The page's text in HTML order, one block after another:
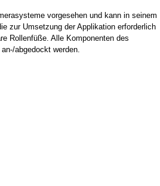
vorgesehen und kann in seinem
zur Umsetzung der Applikation erforderlich
Rollenfüße. Alle Komponenten des
abgedockt werden.